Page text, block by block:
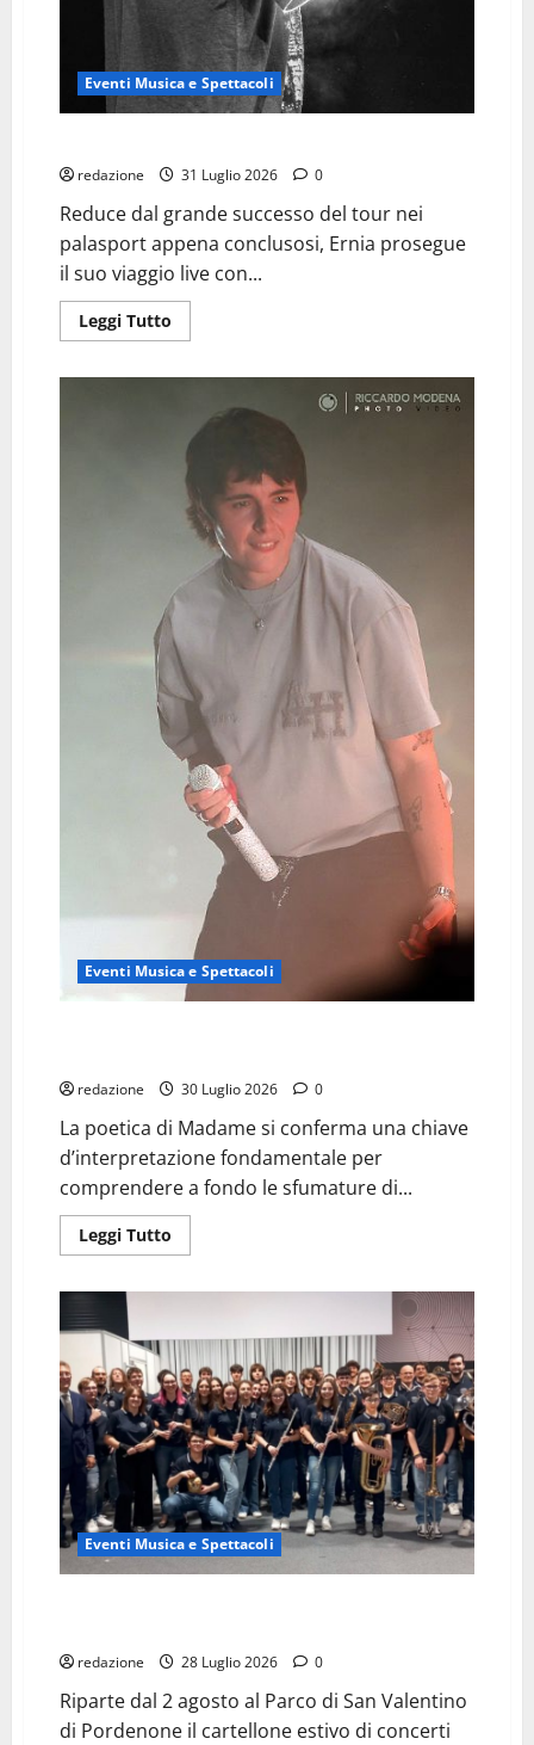
Eventi Musica e Spettacoli
redazione 31 Luglio 2026 0
Reduce dal grande successo del tour nei
palasport appena conclusosi, Ernia prosegue
il suo viaggio live con...
Leggi Tutto
di
rapper
live
Festival
Majano
Eventi Musica e Spettacoli
redazione 30 Luglio 2026 0
​La poetica di Madame si conferma una chiave
d’interpretazione fondamentale per
comprendere a fondo le sfumature di...
Leggi Tutto
di
la
poesia
di
una
generazione
incontra
la
nuda
verità
della
musica
Eventi Musica e Spettacoli
redazione 28 Luglio 2026 0
Riparte dal 2 agosto al Parco di San Valentino
di Pordenone il cartellone estivo di concerti